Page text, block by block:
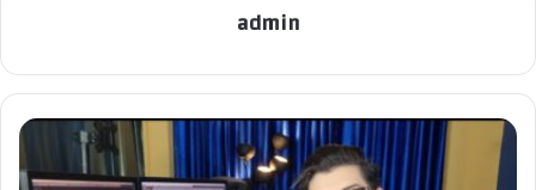
accédant, lors de la saison 2025, à la prestigieuse division du
Mohamed LOKHNATI
PH/ Az-Eddine MAHFOUDI
admin